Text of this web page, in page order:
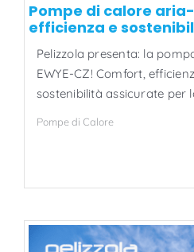
Pompe di calore
efficienza e
Pelizzola presenta: la
EWYE-CZ! Comfort,
sostenibilità assicurate per
Pompe di Calore